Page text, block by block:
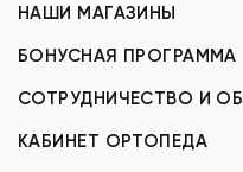
НАШИ МАГАЗИНЫ
БОНУСНАЯ ПРОГРАММА
СОТРУДНИЧЕСТВО И
КАБИНЕТ ОРТОПЕДА